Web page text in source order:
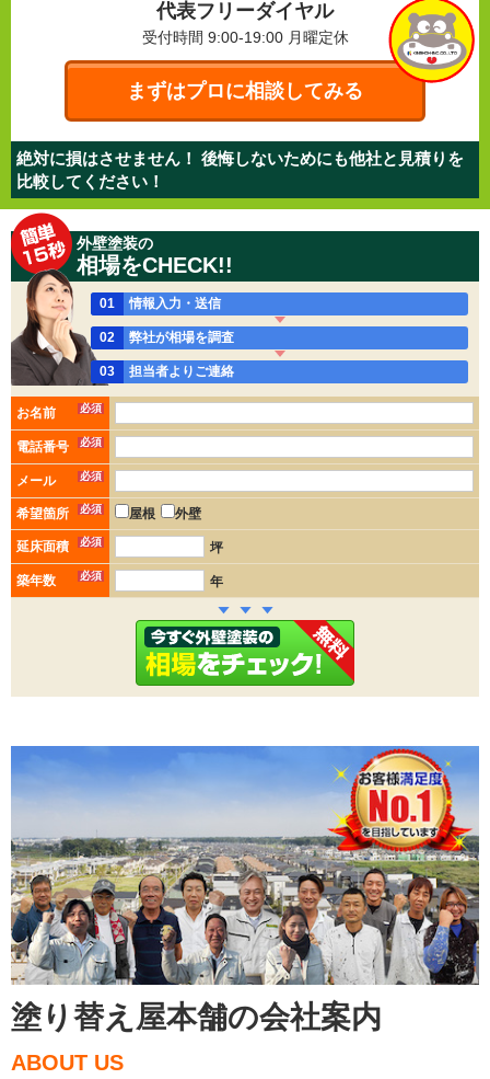
代表フリーダイヤル
受付時間 9:00-19:00 月曜定休
まずはプロに相談してみる
絶対に損はさせません！ 後悔しないためにも他社と見積りを
比較してください！
外壁塗装の
相場をCHECK!!
01 情報入力・送信
02 弊社が相場を調査
03 担当者よりご連絡
お名前 必須
電話番号 必須
メール 必須
希望箇所 必須 屋根 外壁
延床面積 必須 坪
築年数 必須 年
塗り替え屋本舗の会社案内
ABOUT US